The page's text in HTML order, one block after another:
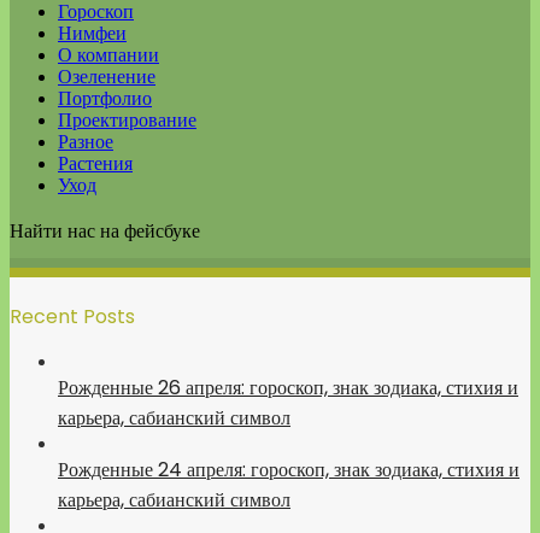
Гороскоп
Нимфеи
О компании
Озеленение
Портфолио
Проектирование
Разное
Растения
Уход
Найти нас на фейсбуке
Recent Posts
Рожденные 26 апреля: гороскоп, знак зодиака, стихия и
карьера, сабианский символ
Рожденные 24 апреля: гороскоп, знак зодиака, стихия и
карьера, сабианский символ